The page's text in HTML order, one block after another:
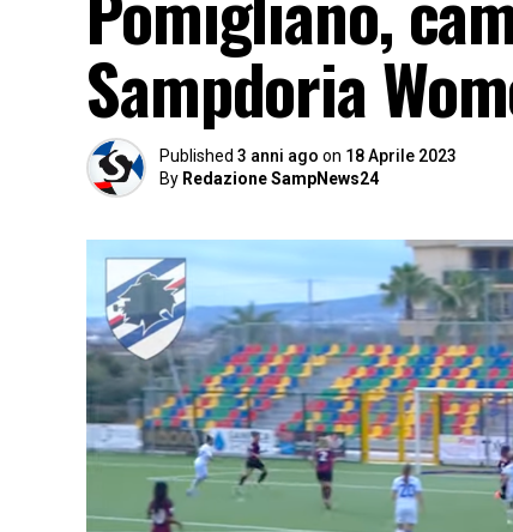
Sampdoria
Published 3 anni ago on 18 Aprile 2023
By Redazione SampNews24